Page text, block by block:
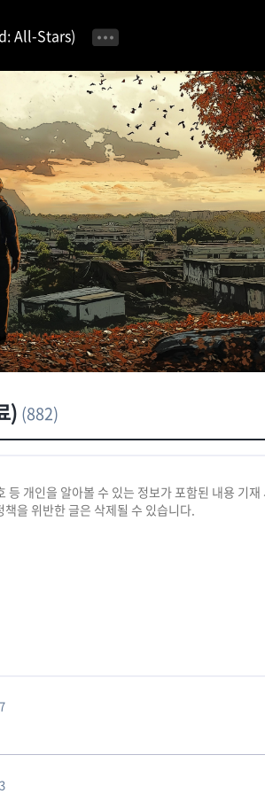
All-Stars)
벤트 안내 🎁 자유 게시판 공략 & 팁
) (882)